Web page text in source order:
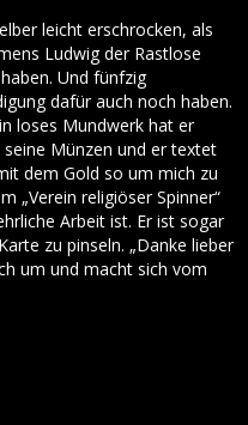
leicht erschrocken, als
Ludwig der Rastlose
Und fünfzig
dafür auch noch haben.
loses Mundwerk hat er
Münzen und er textet
dem Gold so um mich zu
„Verein religiöser Spinner“
Arbeit ist. Er ist sogar
zu pinseln. „Danke lieber
um und macht sich vom